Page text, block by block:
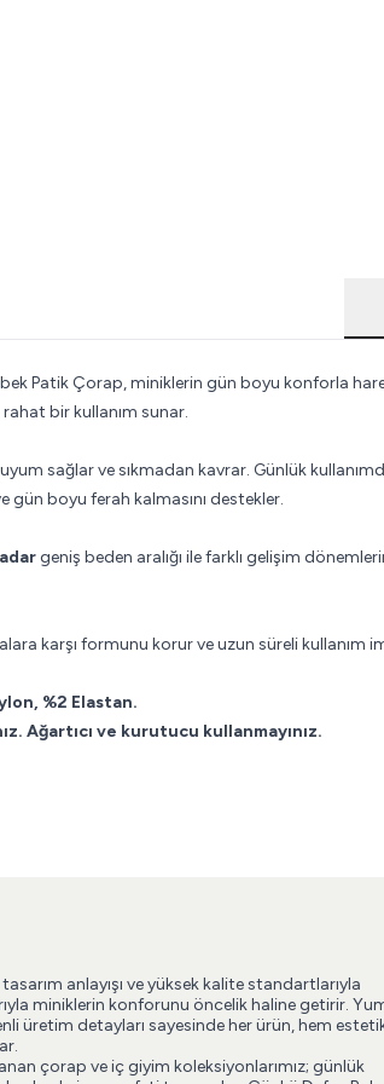
Patik Çorap, miniklerin gün boyu konforla
bir kullanım sunar.
sağlar ve sıkmadan kavrar. Günlük
gün boyu ferah kalmasını destekler.
geniş beden aralığı ile farklı gelişim
karşı formunu korur ve uzun süreli kullanım
%2 Elastan.
Ağartıcı ve kurutucu kullanmayınız.
anlayışı ve yüksek kalite standartlarıyla
miniklerin konforunu öncelik haline getirir.
üretim detayları sayesinde her ürün, hem
çorap ve iç giyim koleksiyonlarımız; günlük